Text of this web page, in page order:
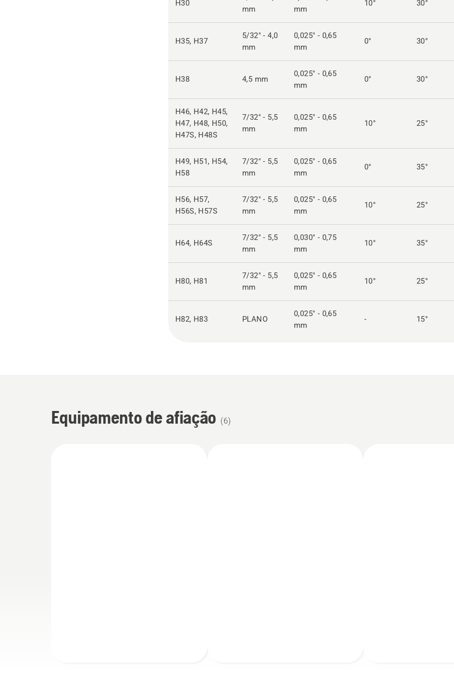
H30
mm
mm
10° 30°
H35, H37
5/32" - 4,0
mm
0,025" - 0,65
mm
0° 30°
H38 4,5 mm
0,025" - 0,65
mm
0° 30°
H46, H42, H45,
H47, H48, H50,
H47S, H48S
7/32" - 5,5
mm
0,025" - 0,65
mm
10° 25°
H49, H51, H54,
H58
7/32" - 5,5
mm
0,025" - 0,65
mm
0° 35°
H56, H57,
H56S, H57S
7/32" - 5,5
mm
0,025" - 0,65
mm
10° 25°
H64, H64S
7/32" - 5,5
mm
0,030" - 0,75
mm
10° 35°
H80, H81
7/32" - 5,5
mm
0,025" - 0,65
mm
10° 25°
H82, H83 PLANO
0,025" - 0,65
mm
- 15°
Equipamento de afiação (6)